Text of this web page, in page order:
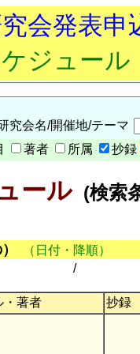
会発表申
ジュール
究会名/開催地/テーマ
著者 所属 抄録
ール(検索
（日付・降順）
/
・著者 抄録